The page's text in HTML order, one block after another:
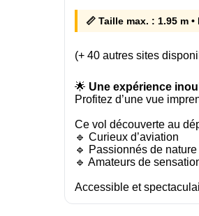
📏 Taille max. : 1.95 m
(+ 40 autres sites
🌟 Une expérience
Profitez d’une vue
Ce vol découverte au
🔹 Curieux d’aviation
🔹 Passionnés de nature
🔹 Amateurs de
Accessible et